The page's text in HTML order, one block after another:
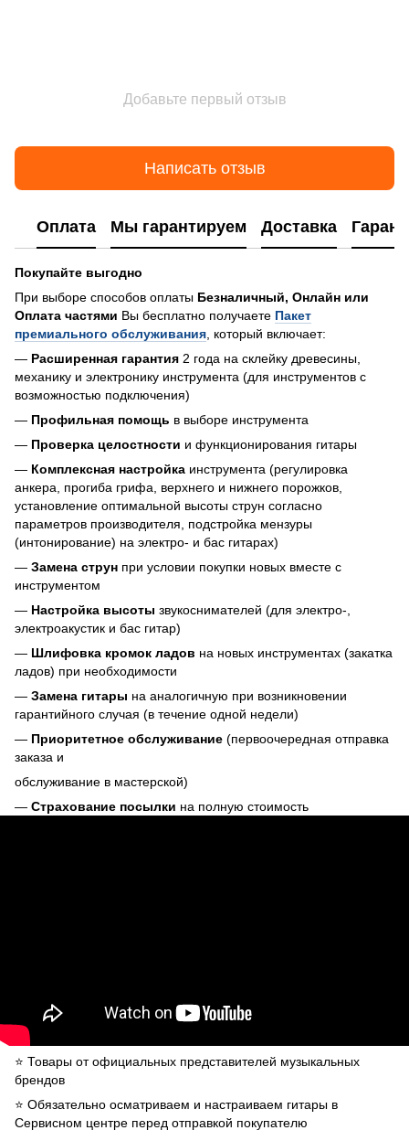
Добавьте первый отзыв
Написать отзыв
Оплата Мы гарантируем Доставка
Покупайте выгодно
При выборе способов оплаты Безналичный, Онлайн или
Оплата частями Вы бесплатно получаете Пакет
премиального обслуживания , который включает:
— Расширенная гарантия 2 года на склейку древесины,
механику и электронику инструмента (для инструментов с
возможностью подключения)
— Профильная помощь в выборе инструмента
— Проверка целостности и функционирования гитары
— Комплексная настройка инструмента (регулировка
анкера, прогиба грифа, верхнего и нижнего порожков,
установление оптимальной высоты струн согласно
параметров производителя, подстройка мензуры
(интонирование) на электро- и бас гитарах)
— Замена струн при условии покупки новых вместе с
инструментом
— Настройка высоты звукоснимателей (для электро-,
электроакустик и бас гитар)
— Шлифовка кромок ладов на новых инструментах (закатка
ладов) при необходимости
— Замена гитары на аналогичную при возникновении
гарантийного случая (в течение одной недели)
— Приоритетное обслуживание (первоочередная отправка
заказа и
обслуживание в мастерской)
— Страхование посылки на полную стоимость
⭐️ Товары от официальных представителей музыкальных
брендов
⭐️ Обязательно осматриваем и настраиваем гитары в
Сервисном центре перед отправкой покупателю